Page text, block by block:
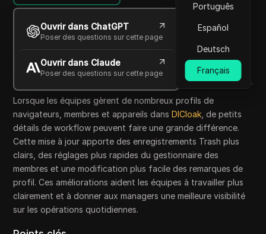
Português
Español
Deutsch
Français
Ouvrir dans ChatGPT
Poser des questions sur cette page
Ouvrir dans Claude
Poser des questions sur cette page
Mikhail Kozlov
19 mai 2026 2 min de lecture
Copy Link
Lorsque les équipes gèrent de nombreux profils de
navigateurs, membres et appareils dansDICloak , de petits
détails de workflow peuvent faire une grande différence.
Cette mise à jour apporte des enregistrements Trash plus
clairs, des réglages plus rapides du gestionnaire des
membres et une modification plus facile des remarques de
profil. Ces améliorations aident les équipes à travailler plus
clairement et à donner aux managers une meilleure visibilité
sur les opérations quotidiennes.